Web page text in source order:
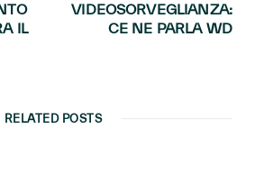
IL
VIDEOSORVEGLIANZA:
CE NE PARLA WD
RELATED POSTS